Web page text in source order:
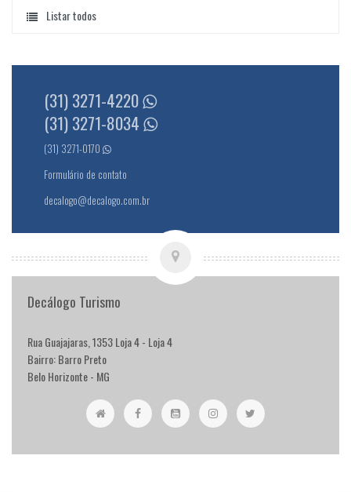
Listar todos
(31) 3271-4220
(31) 3271-8034
(31) 3271-0170
Formulário de contato
decalogo@decalogo.com.br
Decálogo Turismo
Rua Guajajaras, 1353 Loja 4 - Loja 4
Bairro: Barro Preto
Belo Horizonte - MG